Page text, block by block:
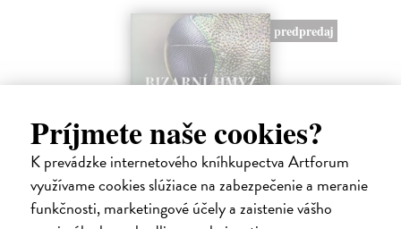
Príjmete naše cookies?
K prevádzke internetového kníhkupectva Artforum
využívame cookies slúžiace na zabezpečenie a meranie
funkčnosti, marketingové účely a zaistenie vášho
predpredaj
Bizarní hmyz